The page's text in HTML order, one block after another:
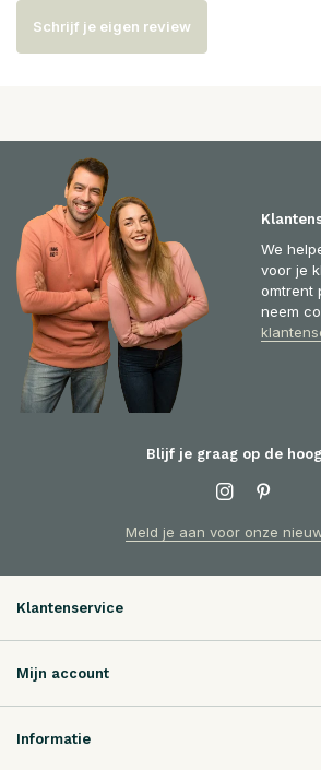
Schrijf je eigen review
We
voor je
omtrent
neem
Blijf je graag op de
Meld je aan voor onze
Klantenservice
Mijn account
Informatie